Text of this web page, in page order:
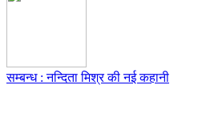
सम्बन्ध : नन्दिता मिश्र की नई कहानी